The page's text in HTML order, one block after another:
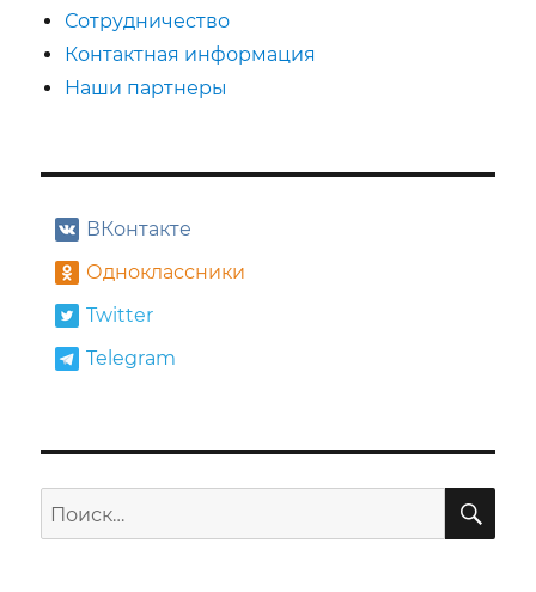
Сотрудничество
Контактная информация
Наши партнеры
ВКонтакте
Одноклассники
Twitter
Telegram
Искать: